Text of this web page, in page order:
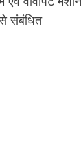
संबंधित